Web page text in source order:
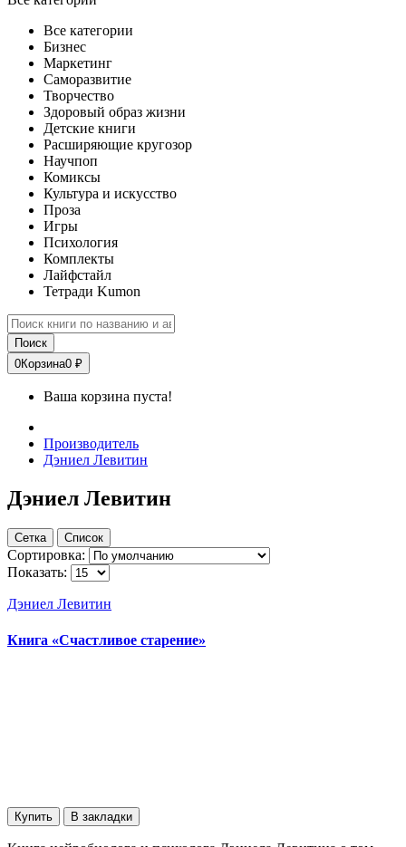
Все категории
Бизнес
Маркетинг
Саморазвитие
Творчество
Здоровый образ жизни
Детские книги
Расширяющие кругозор
Научпоп
Комиксы
Культура и искусство
Проза
Игры
Психология
Комплекты
Лайфстайл
Тетради Kumon
Поиск
0Корзина0 ₽
Ваша корзина пуста!
Производитель
Дэниел Левитин
Дэниел Левитин
Сетка Список
Сортировка:
Показать:
Дэниел Левитин
Книга «Счастливое старение»
Купить В закладки